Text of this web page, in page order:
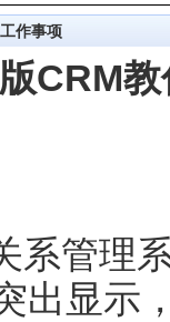
作事项
CRM
理系
出显示